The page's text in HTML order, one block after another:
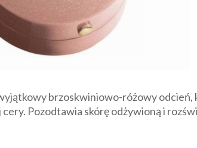
brzoskwiniowo-różowy odcień,
Pozodtawia skórę odżywioną i